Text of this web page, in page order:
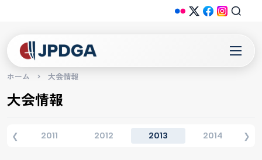
ホーム > 大会情報
大会情報
❮ 2011 2012 2013 2014 ❯